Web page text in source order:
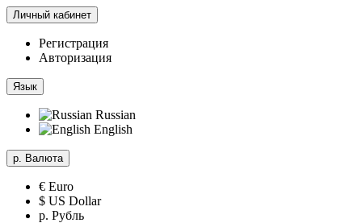
Личный кабинет
Регистрация
Авторизация
Язык
Russian
English
р. Валюта
€ Euro
$ US Dollar
р. Рубль